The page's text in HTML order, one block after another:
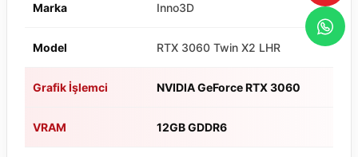
Marka Inno3D
Model RTX 3060 Twin X2 LHR
Grafik İşlemci NVIDIA GeForce RTX 3060
VRAM 12GB GDDR6